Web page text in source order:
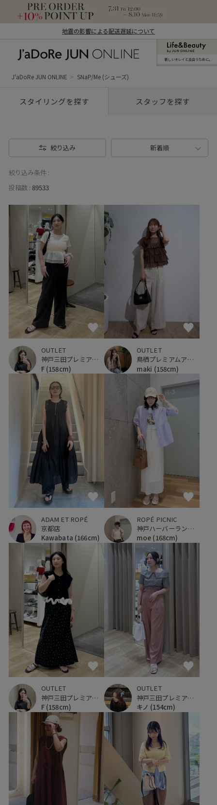
地震の影響による配送遅延について
ン オンライン）
新しいキレイと出合うために。
J'aDoRe JUN ONLINE SNaP/Me (シューズ)
スタイリングを探す スタッフを探す
絞り込み 新着順
絞り込み条件 :
投稿数 : 89533
OUTLET
神戸三田プレミアム・アウトレット
F (158cm)
OUTLET
鳥栖プレミアムアウトレット
maki (158cm)
ADAM ET ROPÉ
京都店
Kawabata (166cm)
ROPÉ PICNIC
神戸ハーバーランドumie
moe (168cm)
OUTLET
神戸三田プレミアム・アウトレット
F (158cm)
OUTLET
神戸三田プレミアム・アウトレット
キノ (154cm)